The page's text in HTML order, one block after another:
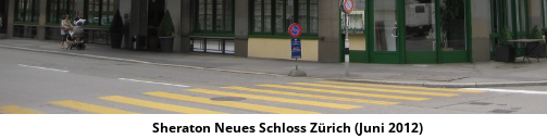
Sheraton Neues Schloss Zürich (Juni 2012)